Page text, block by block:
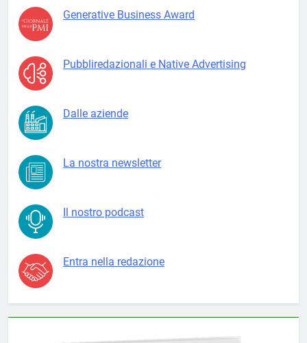
Generative Business Award
Pubbliredazionali e Native Advertising
Dalle aziende
La nostra newsletter
Il nostro podcast
Entra nella redazione